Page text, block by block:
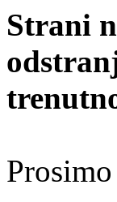
Strani